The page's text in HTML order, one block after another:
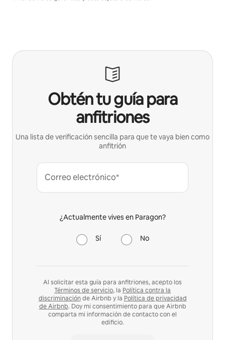
Obtén tu guía para
anfitriones
Una lista de verificación sencilla para que te vaya bien como
anfitrión
Correo electrónico*
¿Actualmente vives en Paragon?
Sí No
Al solicitar esta guía para anfitriones, acepto los
Términos de servicio, la Política contra la
discriminación de Airbnb y la Política de privacidad
de Airbnb. Doy mi consentimiento para que Airbnb
comparta mi información de contacto con el
edificio.